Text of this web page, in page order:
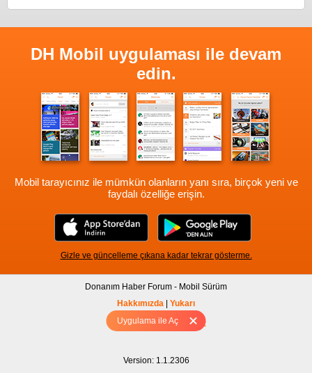
Uygulama ile Aç
DH Mobil uygulaması ile devam
edin.
Mobil tarayıcınız ile mümkün olanların yanı sıra, birçok yeni ve
faydalı özelliğe erişin.
Gizle ve güncelleme çıkana kadar tekrar gösterme.
Donanım Haber Forum - Mobil Sürüm
Hakkımızda | Yukarı
Tam sürüm için Tıklayınız
Version: 1.1.2306